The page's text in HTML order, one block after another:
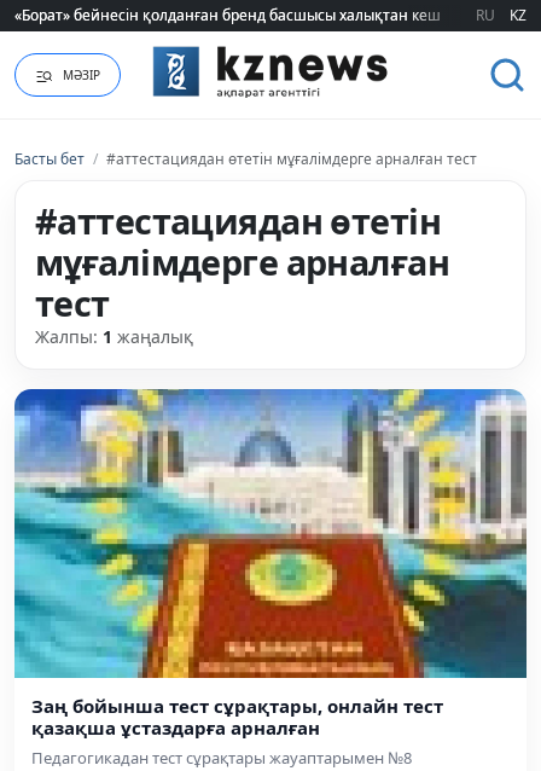
«Борат» бейнесін қолданған бренд басшысы халықтан кешірім сұрады
«Борат» бейнесін қолданған бренд басшысы халықтан кешірім сұрады
RU KZ
МӘЗІР
Басты бет / #аттестациядан өтетін мұғалімдерге арналған тест
#аттестациядан өтетін
мұғалімдерге арналған
тест
Жалпы: 1 жаңалық
Заң бойынша тест сұрақтары, онлайн тест
қазақша ұстаздарға арналған
Педагогикадан тест сұрақтары жауаптарымен №8